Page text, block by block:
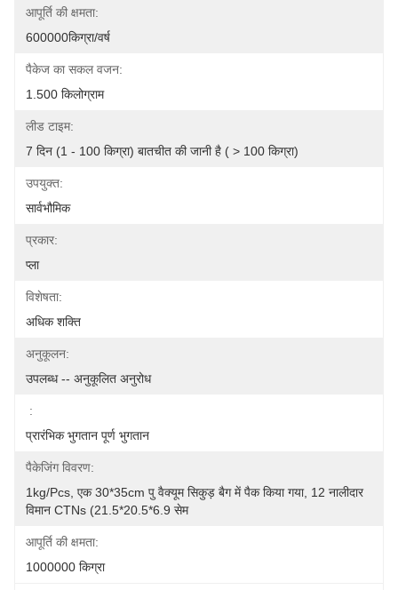
आपूर्ति की क्षमता:
600000किग्रा/वर्ष
पैकेज का सकल वजन:
1.500 किलोग्राम
लीड टाइम:
7 दिन (1 - 100 किग्रा) बातचीत की जानी है ( > 100 किग्रा)
उपयुक्त:
सार्वभौमिक
प्रकार:
प्ला
विशेषता:
अधिक शक्ति
अनुकूलन:
उपलब्ध -- अनुकूलित अनुरोध
:
प्रारंभिक भुगतान पूर्ण भुगतान
पैकेजिंग विवरण:
1kg/pcs, एक 30*35cm पु वैक्यूम सिकुड़ बैग में पैक किया गया, 12 नालीदार
विमान CTNs (21.5*20.5*6.9 सेम
आपूर्ति की क्षमता:
1000000 किग्रा